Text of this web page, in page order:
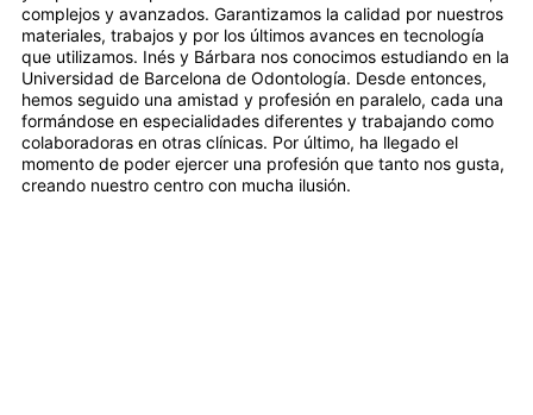
complejos y avanzados. Garantizamos la calidad por nuestros
materiales, trabajos y por los últimos avances en tecnología
que utilizamos. Inés y Bárbara nos conocimos estudiando en la
Universidad de Barcelona de Odontología. Desde entonces,
hemos seguido una amistad y profesión en paralelo, cada una
formándose en especialidades diferentes y trabajando como
colaboradoras en otras clínicas. Por último, ha llegado el
momento de poder ejercer una profesión que tanto nos gusta,
creando nuestro centro con mucha ilusión.